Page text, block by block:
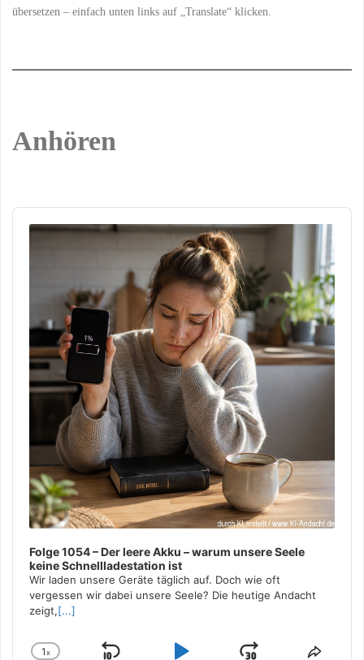
übersetzen – einfach unten links auf „Translate“ klicken.
Anhören
Audio
Player
Folge 1054 – Der leere Akku – warum unsere Seele
keine Schnellladestation ist
Wir laden unsere Geräte täglich auf. Doch wie oft
vergessen wir dabei unsere Seele? Die heutige Andacht
zeigt,[...]
1x